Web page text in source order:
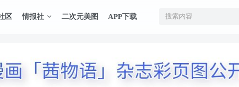
区 情报社 二次元美图 APP下载